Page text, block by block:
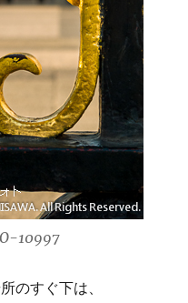
10997
のすぐ下は、